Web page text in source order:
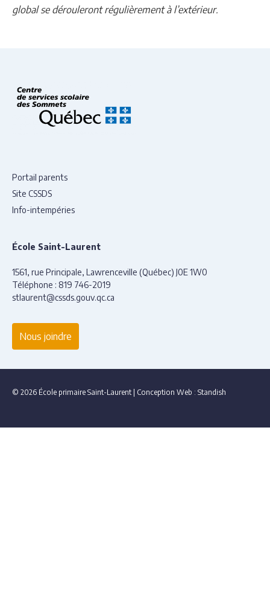
global se dérouleront régulièrement à l’extérieur.
Portail parents
Site CSSDS
Info-intempéries
École Saint-Laurent
1561, rue Principale, Lawrenceville (Québec) J0E 1W0
Téléphone : 819 746-2019
stlaurent@cssds.gouv.qc.ca
Nous joindre
© 2026 École primaire Saint-Laurent Conception Web : Standish